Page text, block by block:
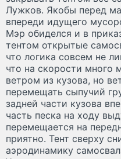
Лужков. Якобы перед
впереди идущего
Мэр обиделся и в
тентом открытые
что логика совсем не
что на скорости много
ветром из кузова, но
перемещать сыпучий
задней части кузова
часть песка на ходу
перемещается на
приятно. Тент сверху
аэродинамику